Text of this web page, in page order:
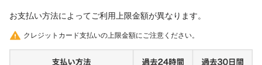
お支払い方法によってご利用上限金額が異なります。
クレジットカード支払いの上限金額にご注意ください。